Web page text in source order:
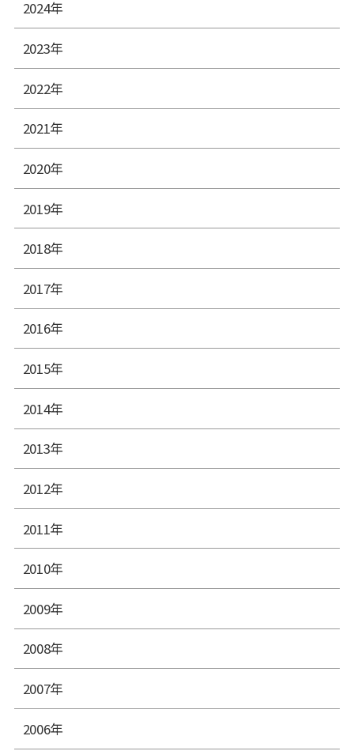
2024年
2023年
2022年
2021年
2020年
2019年
2018年
2017年
2016年
2015年
2014年
2013年
2012年
2011年
2010年
2009年
2008年
2007年
2006年